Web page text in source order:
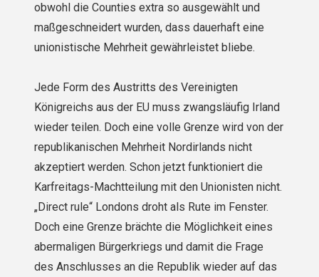
obwohl die Counties extra so ausgewählt und
maßgeschneidert wurden, dass dauerhaft eine
unionistische Mehrheit gewährleistet bliebe.
Jede Form des Austritts des Vereinigten
Königreichs aus der EU muss zwangsläufig Irland
wieder teilen. Doch eine volle Grenze wird von der
republikanischen Mehrheit Nordirlands nicht
akzeptiert werden. Schon jetzt funktioniert die
Karfreitags-Machtteilung mit den Unionisten nicht.
„Direct rule“ Londons droht als Rute im Fenster.
Doch eine Grenze brächte die Möglichkeit eines
abermaligen Bürgerkriegs und damit die Frage
des Anschlusses an die Republik wieder auf das